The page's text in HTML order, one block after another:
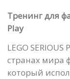
Тренинг для
Play
LEGO
странах мира
который